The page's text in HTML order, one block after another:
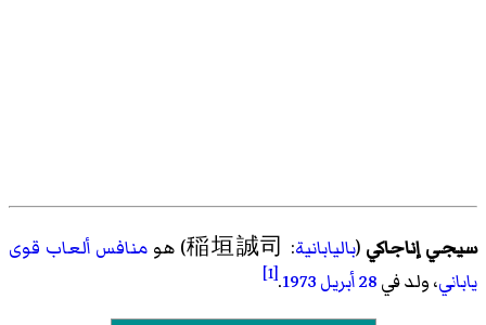
سيجي إناجاكي (باليابانية: 稲垣誠司) هو
منافس ألعاب قوى
ياباني، ولد في28 أبريل 1973
.
[1]